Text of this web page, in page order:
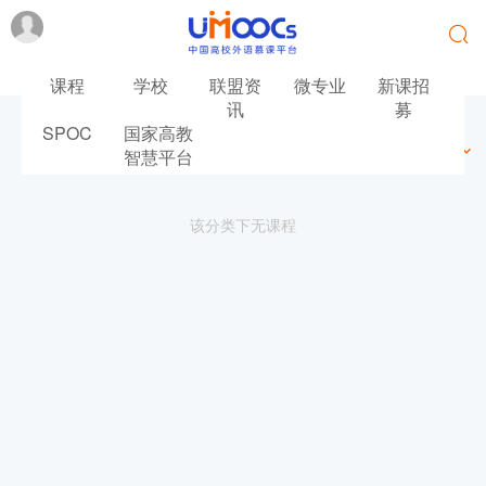
课程 学校
联盟资
讯
微专业
新课招
募
SPOC
国家高教
智慧平台
该分类下无课程